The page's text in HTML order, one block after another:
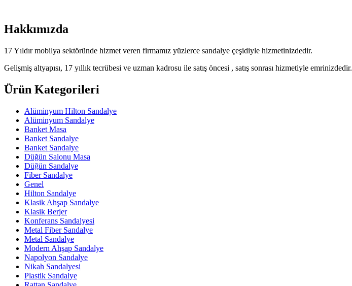
Hakkımızda
17 Yıldır mobilya sektöründe hizmet veren firmamız yüzlerce sandalye çeşidiyle hizmetinizdedir.
Gelişmiş altyapısı, 17 yıllık tecrübesi ve uzman kadrosu ile satış öncesi , satış sonrası hizmetiyle emrinizdedir.
Ürün Kategorileri
Alüminyum Hilton Sandalye
Alüminyum Sandalye
Banket Masa
Banket Sandalye
Banket Sandalye
Düğün Salonu Masa
Düğün Sandalye
Fiber Sandalye
Genel
Hilton Sandalye
Klasik Ahşap Sandalye
Klasik Berjer
Konferans Sandalyesi
Metal Fiber Sandalye
Metal Sandalye
Modern Ahşap Sandalye
Napolyon Sandalye
Nikah Sandalyesi
Plastik Sandalye